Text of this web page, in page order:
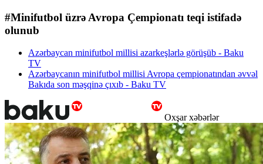
#Minifutbol üzrə Avropa Çempionatı teqi istifadə
olunub
Azərbaycan minifutbol millisi azarkeşlərlə görüşüb - Baku
TV
Azərbaycanın minifutbol millisi Avropa çempionatından əvvəl
Bakıda son məşqinə çıxıb - Baku TV
Oxşar xəbərlər